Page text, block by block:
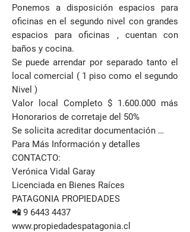
Ponemos a disposición espacios para
oficinas en el segundo nivel con grandes
espacios para oficinas , cuentan con
baños y cocina.
Se puede arrendar por separado tanto el
local comercial ( 1 piso como el segundo
Nivel )
Valor local Completo $ 1.600.000 más
Honorarios de corretaje del 50%
Se solicita acreditar documentación …
Para Más Información y detalles
CONTACTO:
Verónica Vidal Garay
Licenciada en Bienes Raíces
PATAGONIA PROPIEDADES
📲 9 6443 4437
www.propiedadespatagonia.cl